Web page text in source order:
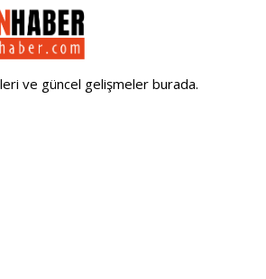
ve güncel gelişmeler burada.